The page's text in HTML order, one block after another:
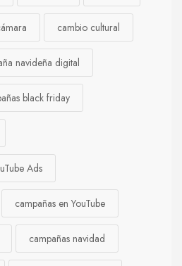
cambio cultural
navideña digital
black friday
Ads
campañas en YouTube
campañas navidad